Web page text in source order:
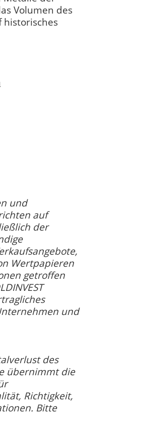
Volumen des
historisches
und
auf
der
Wertpapieren
getroffen
und
des
übernimmt die
Richtigkeit,
Bitte